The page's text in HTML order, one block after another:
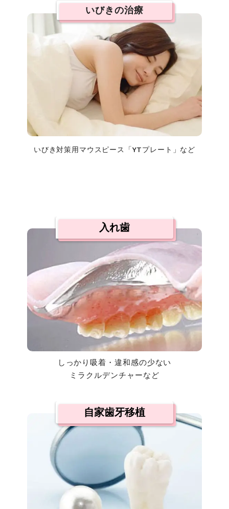
いびきの治療
いびき対策用マウスピース「YTプレート」など
入れ歯
しっかり吸着・違和感の少ない
ミラクルデンチャーなど
自家歯牙移植